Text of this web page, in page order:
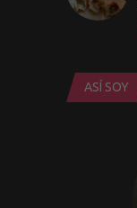
ASÍ SOY